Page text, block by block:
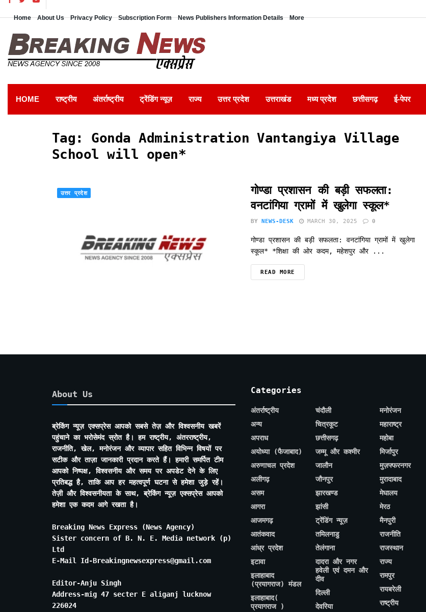
Home About Us Privacy Policy Subscription Form News Publishers Information Details More
HOME राष्ट्रीय अंतर्राष्ट्रीय ट्रेंडिंग न्यूज़ राज्य उत्तर प्रदेश उत्तराखंड मध्य प्रदेश छत्तीसगढ़ ई-पेपर
Tag: Gonda Administration Vantangiya Village
School will open*
उत्तर प्रदेश
गोण्डा प्रशासन की बड़ी सफलता:
वनटांगिया ग्रामों में खुलेगा स्कूल*
BY NEWS-DESK MARCH 30, 2025 0
गोण्डा प्रशासन की बड़ी सफलता: वनटांगिया ग्रामों में खुलेगा
स्कूल* *शिक्षा की ओर कदम, महेशपुर और ...
READ MORE
About Us
ब्रेकिंग न्यूज़ एक्सप्रेस आपको सबसे तेज़ और विश्वसनीय खबरें
पहुंचाने का भरोसेमंद स्रोत है। हम राष्ट्रीय, अंतरराष्ट्रीय,
राजनीति, खेल, मनोरंजन और व्यापार सहित विभिन्न विषयों पर
सटीक और ताज़ा जानकारी प्रदान करते हैं। हमारी समर्पित टीम
आपको निष्पक्ष, विश्वसनीय और समय पर अपडेट देने के लिए
प्रतिबद्ध है, ताकि आप हर महत्वपूर्ण घटना से हमेशा जुड़े रहें।
तेज़ी और विश्वसनीयता के साथ, ब्रेकिंग न्यूज़ एक्सप्रेस आपको
हमेशा एक कदम आगे रखता है।
Breaking News Express (News Agency)
Sister concern of B. N. E. Media network (p)
Ltd
E-Mail Id-Breakingnewsexpress@gmail.com
Editor-Anju Singh
Address-mig 47 secter E aliganj lucknow
226024
Categories
अंतर्राष्ट्रीय
अन्य
अपराध
अयोध्या (फैजाबाद)
अरुणाचल प्रदेश
अलीगढ़
असम
आगरा
आजमगढ़
आतंकवाद
आंध्र प्रदेश
इटावा
इलाहाबाद
(प्रयागराज) मंडल
इलाहाबाद(
प्रयागराज )
चंदौली
चित्रकूट
छत्तीसगढ़
जम्मू और कश्मीर
जालौन
जौनपुर
झारखण्ड
झांसी
ट्रेंडिंग न्यूज़
तमिलनाडु
तेलंगाना
दादरा और नगर
हवेली एवं दमन और
दीव
दिल्ली
देवरिया
मनोरंजन
महाराष्ट्र
महोबा
मिर्जापुर
मुज़फ्फरनगर
मुरादाबाद
मेघालय
मेरठ
मैनपुरी
राजनीति
राजस्थान
राज्य
रामपुर
रायबरेली
राष्ट्रीय